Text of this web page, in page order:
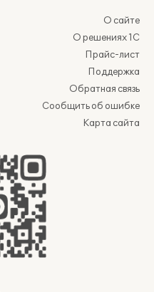
О сайте
О решениях 1С
Прайс-лист
Поддержка
Обратная связь
Сообщить об ошибке
Карта сайта